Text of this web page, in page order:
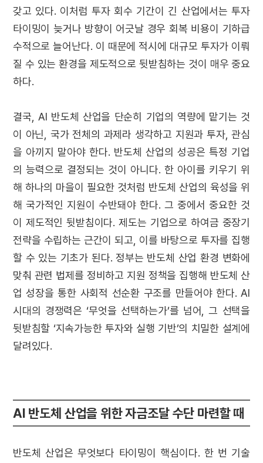
갖고 있다. 이처럼 투자 회수 기간이 긴 산업에서는 투자
타이밍이 늦거나 방향이 어긋날 경우 회복 비용이 기하급
수적으로 늘어난다. 이 때문에 적시에 대규모 투자가 이뤄
질 수 있는 환경을 제도적으로 뒷받침하는 것이 매우 중요
하다.
결국, AI 반도체 산업을 단순히 기업의 역량에 맡기는 것
이 아닌, 국가 전체의 과제라 생각하고 지원과 투자, 관심
을 아끼지 말아야 한다. 반도체 산업의 성공은 특정 기업
의 능력으로 결정되는 것이 아니다. 한 아이를 키우기 위
해 하나의 마을이 필요한 것처럼 반도체 산업의 육성을 위
해 국가적인 지원이 수반돼야 한다. 그 중에서 중요한 것
이 제도적인 뒷받침이다. 제도는 기업으로 하여금 중장기
전략을 수립하는 근간이 되고, 이를 바탕으로 투자를 집행
할 수 있는 기초가 된다. 정부는 반도체 산업 환경 변화에
맞춰 관련 법제를 정비하고 지원 정책을 집행해 반도체 산
업 성장을 통한 사회적 선순환 구조를 만들어야 한다. AI
시대의 경쟁력은 ‘무엇을 선택하는가’를 넘어, 그 선택을
뒷받침할 ‘지속가능한 투자와 실행 기반’의 치밀한 설계에
달려있다.
AI 반도체 산업을 위한 자금조달 수단 마련할 때
반도체 산업은 무엇보다 타이밍이 핵심이다. 한 번 기술